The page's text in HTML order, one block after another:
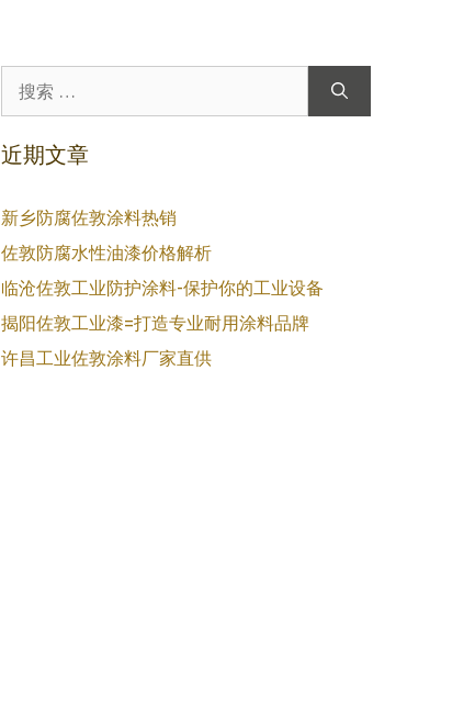
索：
近期文章
新乡防腐佐敦涂料热销
佐敦防腐水性油漆价格解析
临沧佐敦工业防护涂料-保护你的工业设备
揭阳佐敦工业漆=打造专业耐用涂料品牌
许昌工业佐敦涂料厂家直供